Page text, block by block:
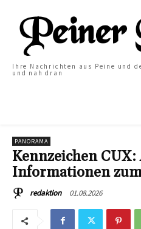
Ihre Nachrichten aus Peine und
und nah dran
PANORAMA
Kennzeichen CUX:
Informationen
redaktion 01.08.2026